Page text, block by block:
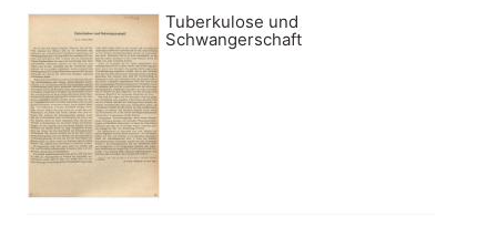
Tuberkulose und
Schwangerschaft